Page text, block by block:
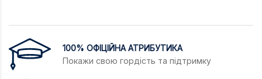
100% ОФІЦІЙНА АТРИБУТИКА
Покажи свою гордість та підтримку